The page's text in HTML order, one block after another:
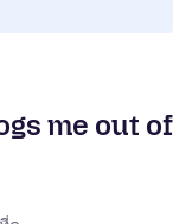
me out of